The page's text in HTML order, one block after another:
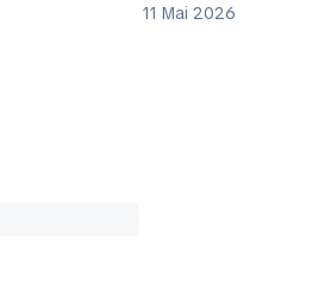
11 Mai 2026